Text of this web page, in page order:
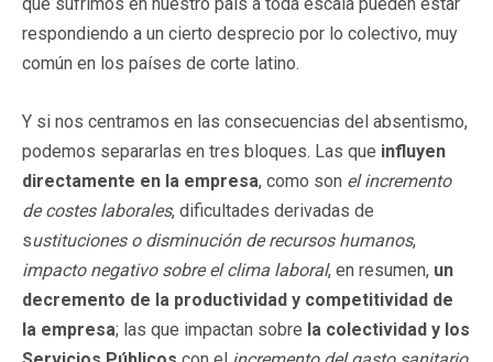
respondiendo a un cierto desprecio por lo colectivo, muy
común en los países de corte latino.
Y si nos centramos en las consecuencias del absentismo,
podemos separarlas en tres bloques. Las que influyen
directamente en la empresa, como son el incremento
de costes laborales, dificultades derivadas de
sustituciones o disminución de recursos humanos,
impacto negativo sobre el clima laboral, en resumen, un
decremento de la productividad y competitividad de
la empresa; las que impactan sobre la colectividad y los